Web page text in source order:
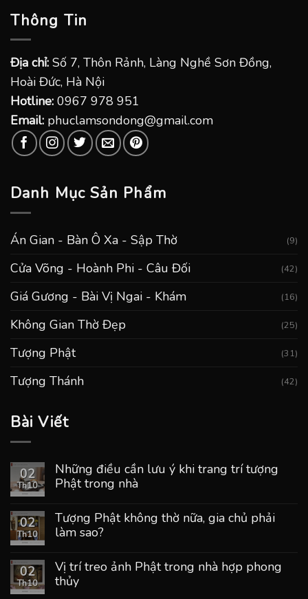
Thông Tin
Địa chỉ: Số 7, Thôn Rảnh, Làng Nghề Sơn Đồng,
Hoài Đức, Hà Nội
Hotline: 0967 978 951
Email: phuclamsondong@gmail.com
Danh Mục Sản Phẩm
Án Gian - Bàn Ô Xa - Sập Thờ (9)
Cửa Võng - Hoành Phi - Câu Đối (42)
Giá Gương - Bài Vị Ngai - Khám (16)
Không Gian Thờ Đẹp (25)
Tượng Phật (31)
Tượng Thánh (42)
Bài Viết
02
Th10
Những điều cần lưu ý khi trang trí tượng
Phật trong nhà
02
Th10
Tượng Phật không thờ nữa, gia chủ phải
làm sao?
02
Th10
Vị trí treo ảnh Phật trong nhà hợp phong
thủy